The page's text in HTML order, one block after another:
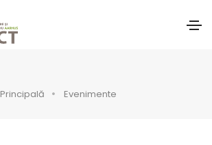
Principală Evenimente